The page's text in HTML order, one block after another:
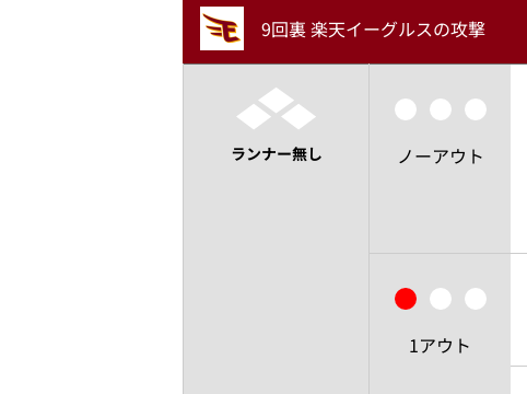
9回裏 楽天イーグルスの攻撃
ランナー無し ノーアウト
1アウト